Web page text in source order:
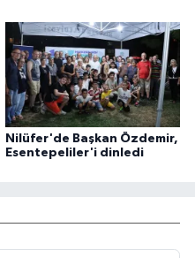
Nilüfer'de Başkan Özdemir,
Esentepeliler'i dinledi